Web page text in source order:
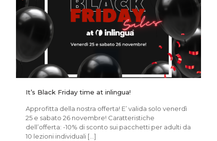
It’s Black Friday time at inlingua!
Approfitta della nostra offerta! E’ valida solo venerdì
25 e sabato 26 novembre! Caratteristiche
dell’offerta: -10% di sconto sui pacchetti per adulti da
10 lezioni individuali […]